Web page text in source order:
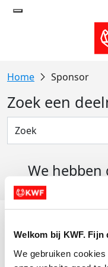
Welkom bij KWF.
We gebruiken
Sponsor
Zoek een
We hebben
Actiematerialen
Evenementen